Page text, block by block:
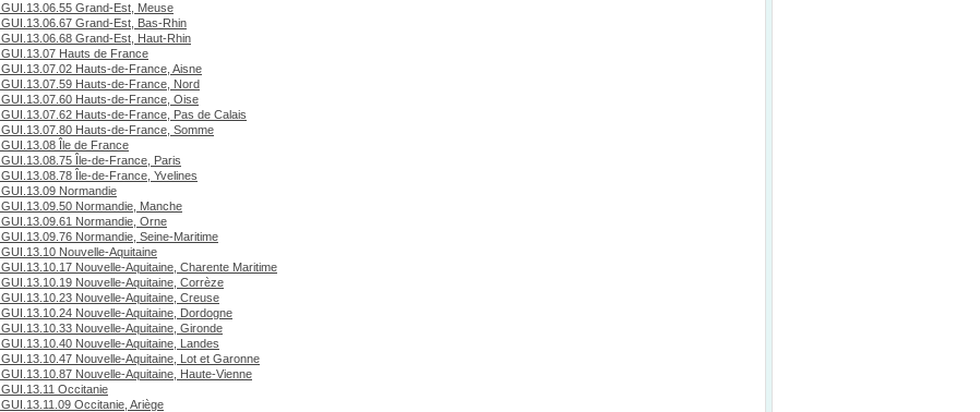
GUI.13.06.55 Grand-Est, Meuse
GUI.13.06.67 Grand-Est, Bas-Rhin
GUI.13.06.68 Grand-Est, Haut-Rhin
GUI.13.07 Hauts de France
GUI.13.07.02 Hauts-de-France, Aisne
GUI.13.07.59 Hauts-de-France, Nord
GUI.13.07.60 Hauts-de-France, Oise
GUI.13.07.62 Hauts-de-France, Pas de Calais
GUI.13.07.80 Hauts-de-France, Somme
GUI.13.08 Île de France
GUI.13.08.75 Île-de-France, Paris
GUI.13.08.78 Île-de-France, Yvelines
GUI.13.09 Normandie
GUI.13.09.50 Normandie, Manche
GUI.13.09.61 Normandie, Orne
GUI.13.09.76 Normandie, Seine-Maritime
GUI.13.10 Nouvelle-Aquitaine
GUI.13.10.17 Nouvelle-Aquitaine, Charente Maritime
GUI.13.10.19 Nouvelle-Aquitaine, Corrèze
GUI.13.10.23 Nouvelle-Aquitaine, Creuse
GUI.13.10.24 Nouvelle-Aquitaine, Dordogne
GUI.13.10.33 Nouvelle-Aquitaine, Gironde
GUI.13.10.40 Nouvelle-Aquitaine, Landes
GUI.13.10.47 Nouvelle-Aquitaine, Lot et Garonne
GUI.13.10.87 Nouvelle-Aquitaine, Haute-Vienne
GUI.13.11 Occitanie
GUI.13.11.09 Occitanie, Ariège